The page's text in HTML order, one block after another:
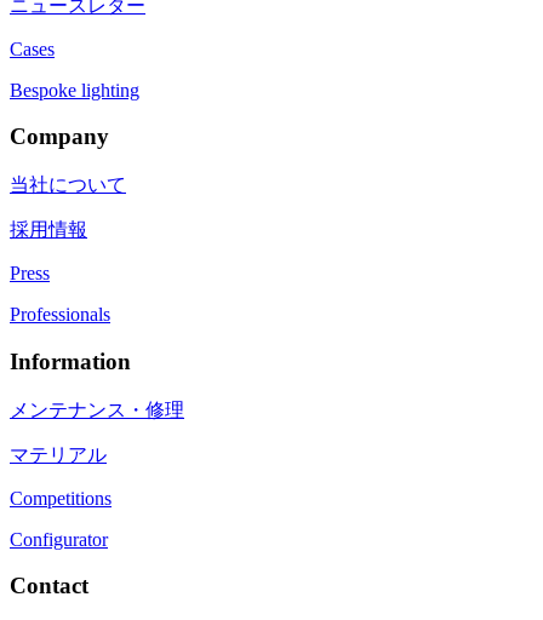
ニュースレター
Cases
Bespoke lighting
Company
当社について
採用情報
Press
Professionals
Information
メンテナンス・修理
マテリアル
Competitions
Configurator
Contact